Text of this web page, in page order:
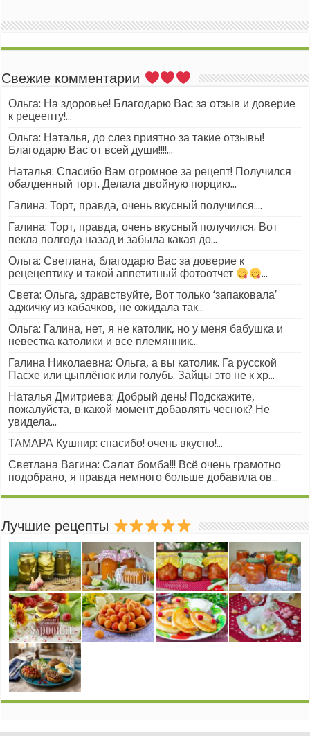
Свежие комментарии
Ольга: На здоровье! Благодарю Вас за отзыв и доверие
к рецеепту!...
Ольга: Наталья, до слез приятно за такие отзывы!
Благодарю Вас от всей души!!!!...
Наталья: Спасибо Вам огромное за рецепт! Получился
обалденный торт. Делала двойную порцию...
Галина: Торт, правда, очень вкусный получился....
Галина: Торт, правда, очень вкусный получился. Вот
пекла полгода назад и забыла какая до...
Ольга: Светлана, благодарю Вас за доверие к
рецецептику и такой аппетитный фотоотчет
...
Света: Ольга, здравствуйте, Вот только ‘запаковала’
аджичку из кабачков, не ожидала так...
Ольга: Галина, нет, я не католик, но у меня бабушка и
невестка католики и все племянник...
Галина Николаевна: Ольга, а вы католик. Га русской
Пасхе или цыплёнок или голубь. Зайцы это не к хр...
Наталья Дмитриева: Добрый день! Подскажите,
пожалуйста, в какой момент добавлять чеснок? Не
увидела...
ТАМАРА Кушнир: спасибо! очень вкусно!...
Светлана Вагина: Салат бомба!!! Всё очень грамотно
подобрано, я правда немного больше добавила ов...
Лучшие рецепты